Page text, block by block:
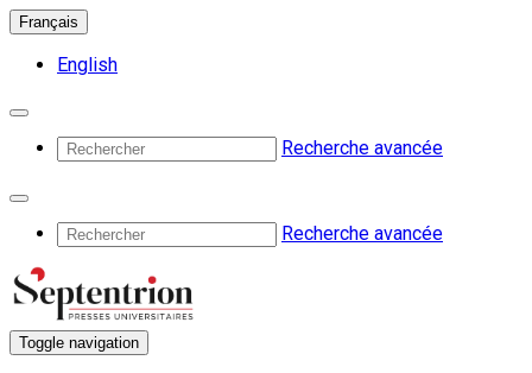
Français
English
Recherche avancée
Recherche avancée
Toggle navigation